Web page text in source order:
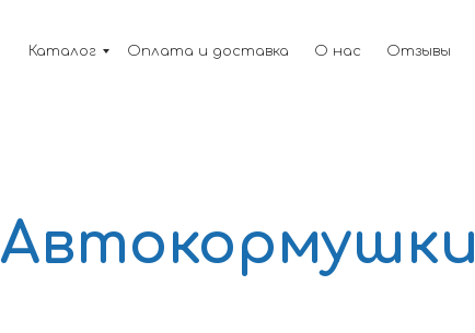
Каталог Оплата и доставка О нас Отзывы
Автокормушки